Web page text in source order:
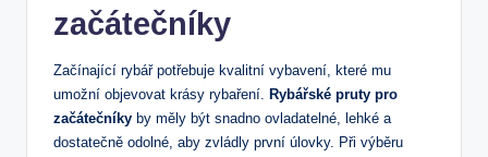
začátečníky
Začínající rybář ​potřebuje‌ kvalitní vybavení, které mu
umožní objevovat krásy rybaření. Rybářské pruty pro
⁤začátečníky by měly být ⁢snadno‍ ovladatelné, lehké a
dostatečně‌ odolné, aby zvládly ⁢první ‍úlovky. ‌Při výběru